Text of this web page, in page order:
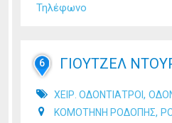
Τηλέφωνο
6 ΓΙΟΥΤΖΕΛ
ΧΕΙΡ. ΟΔΟΝΤΙΑΤΡΟΙ ,
ΚΟΜΟΤΗΝΗ ΡΟΔΟΠΗΣ,